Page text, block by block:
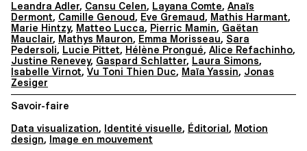
Leandra Adler, Cansu Celen, Layana Comte, Anaïs
Dermont, Camille Genoud, Eve Gremaud, Mathis Harmant,
Marie Hintzy, Matteo Lucca, Pierric Mamin, Gaëtan
Mauclair, Mathys Mauron, Emma Morisseau, Sara
Pedersoli, Lucie Pittet, Hélène Prongué, Alice Refachinho,
Justine Renevey, Gaspard Schlatter, Laura Simons,
Isabelle Virnot, Vu Toni Thien Duc, Maïa Yassin, Jonas
Zesiger
Savoir-faire
Data visualization, Identité visuelle, Éditorial , Motion
design, Image en mouvement